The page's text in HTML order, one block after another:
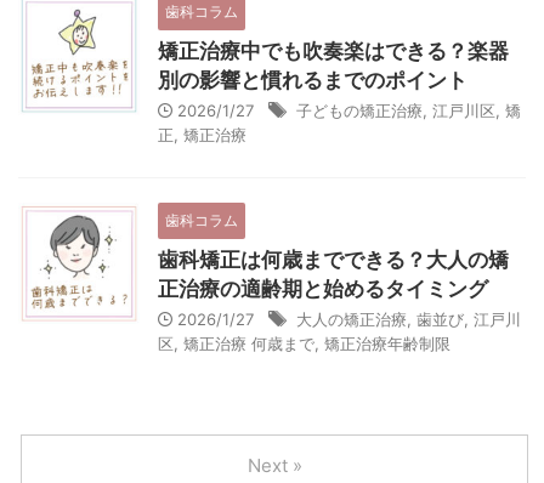
歯科コラム
矯正治療中でも吹奏楽はできる？楽器
別の影響と慣れるまでのポイント
2026/1/27 子どもの矯正治療 江戸川区 矯
正 矯正治療
歯科コラム
歯科矯正は何歳までできる？大人の矯
正治療の適齢期と始めるタイミング
2026/1/27 大人の矯正治療 歯並び 江戸川
区 矯正治療 何歳まで 矯正治療年齢制限
Next »